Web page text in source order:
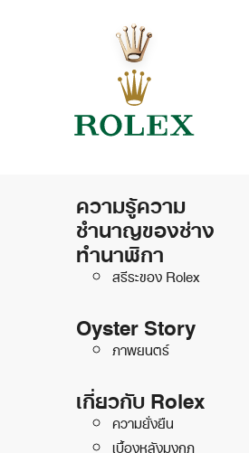
ความรู้ความ
ชำนาญของช่าง
ทำนาฬิกา
สรีระของ Rolex
Oyster Story
ภาพยนตร์
เกี่ยวกับ Rolex
ความยั่งยืน
เบื้องหลังมงกุฎ